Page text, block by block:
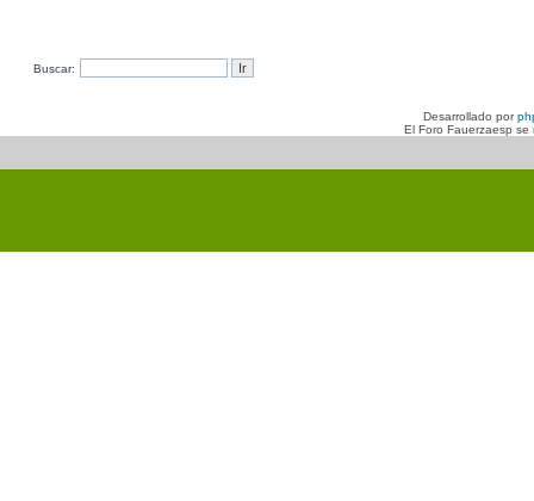
Buscar:
Desarrollado por
El Foro Fauerzaesp